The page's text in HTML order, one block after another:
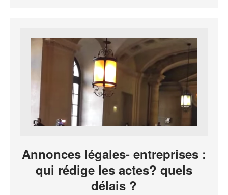
Annonces légales- entreprises :
qui rédige les actes? quels
délais ?